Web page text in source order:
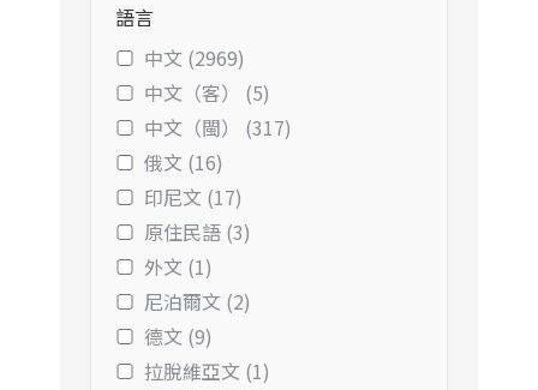
語言
中文 (2969)
中文（客） (5)
中文（閩） (317)
俄文 (16)
印尼文 (17)
原住民語 (3)
外文 (1)
尼泊爾文 (2)
德文 (9)
拉脫維亞文 (1)